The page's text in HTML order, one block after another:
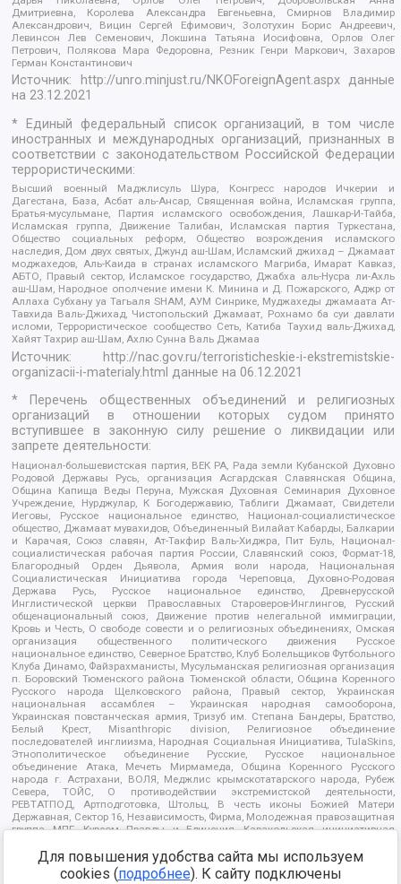
Дмитриевна, Королева Александра Евгеньевна, Смирнов Владимир
Александрович, Вицин Сергей Ефимович, Золотухин Борис Андреевич,
Левинсон Лев Семенович, Локшина Татьяна Иосифовна, Орлов Олег
Петрович, Полякова Мара Федоровна, Резник Генри Маркович, Захаров
Герман Константинович
Источник: http://unro.minjust.ru/NKOForeignAgent.aspxданные
на23.12.2021
* Единый федеральный список организаций, в том числе
иностранных и международных организаций, признанных в
соответствии с законодательством Российской Федерации
террористическими:
Высший военный Маджлисуль Шура, Конгресс народов Ичкерии и
Дагестана, База, Асбат аль-Ансар, Священная война, Исламская группа,
Братья-мусульмане, Партия исламского освобождения, Лашкар-И-Тайба,
Исламская группа, Движение Талибан, Исламская партия Туркестана,
Общество социальных реформ, Общество возрождения исламского
наследия, Дом двух святых, Джунд аш-Шам, Исламский джихад – Джамаат
моджахедов, Аль-Каида в странах исламского Магриба, Имарат Кавказ,
АБТО, Правый сектор, Исламское государство, Джабха аль-Нусра ли-Ахль
аш-Шам, Народное ополчение имени К. Минина и Д. Пожарского, Аджр от
Аллаха Субхану уа Тагьаля SHAM, АУМ Синрике, Муджахеды джамаата Ат-
Тавхида Валь-Джихад, Чистопольский Джамаат, Рохнамо ба суи давлати
исломи, Террористическое сообщество Сеть, Катиба Таухид валь-Джихад,
Хайят Тахрир аш-Шам, Ахлю Сунна Валь Джамаа
Источник:
http://nac.gov.ru/terroristicheskie-i-ekstremistskie-
organizacii-i-materialy.html данные на06.12.2021
* Перечень общественных объединений и религиозных
организаций в отношении которых судом принято
вступившее в законную силу решение о ликвидации или
запрете деятельности:
Национал-большевистская партия, ВЕК РА, Рада земли Кубанской Духовно
Родовой Державы Русь, организация Асгардская Славянская Община,
Община Капища Веды Перуна, Мужская Духовная Семинария Духовное
Учреждение, Нурджулар, К Богодержавию, Таблиги Джамаат, Свидетели
Иеговы, Русское национальное единство, Национал-социалистическое
общество, Джамаат мувахидов, Объединенный Вилайат Кабарды, Балкарии
и Карачая, Союз славян, Ат-Такфир Валь-Хиджра, Пит Буль, Национал-
социалистическая рабочая партия России, Славянский союз, Формат-18,
Благородный Орден Дьявола, Армия воли народа, Национальная
Социалистическая Инициатива города Череповца, Духовно-Родовая
Держава Русь, Русское национальное единство, Древнерусской
Инглистической церкви Православных Староверов-Инглингов, Русский
общенациональный союз, Движение против нелегальной иммиграции,
Кровь и Честь, О свободе совести и о религиозных объединениях, Омская
организация общественного политического движения Русское
национальное единство, Северное Братство, Клуб Болельщиков Футбольного
Клуба Динамо, Файзрахманисты, Мусульманская религиозная организация
п. Боровский Тюменского района Тюменской области, Община Коренного
Русского народа Щелковского района, Правый сектор, Украинская
национальная ассамблея – Украинская народная самооборона,
Украинская повстанческая армия, Тризуб им. Степана Бандеры, Братство,
Белый Крест, Misanthropic division, Религиозное объединение
последователей инглиизма, Народная Социальная Инициатива, TulaSkins,
Этнополитическое объединение Русские, Русское национальное
объединение Атака, Мечеть Мирмамеда, Община Коренного Русского
народа г. Астрахани, ВОЛЯ, Меджлис крымскотатарского народа, Рубеж
Севера, ТОЙС, О противодействии экстремистской деятельности,
РЕВТАТПОД, Артподготовка, Штольц, В честь иконы Божией Матери
Державная, Сектор 16, Независимость, Фирма, Молодежная правозащитная
группа МПГ, Курсом Правды и Единения, Каракольская инициативная
Благотворительный пансионат Ак Умут, Русская республика Русь,
Арестантское уголовное единство, Башкорт, Нация и свобода, W.H.С., Фалунь
Дафа, Иртыш Ultras, Русский Патриотический клуб-Новокузнецк/РПК,
Для повышения удобства сайта мы используем
cookies (подробнее). К сайту подключены